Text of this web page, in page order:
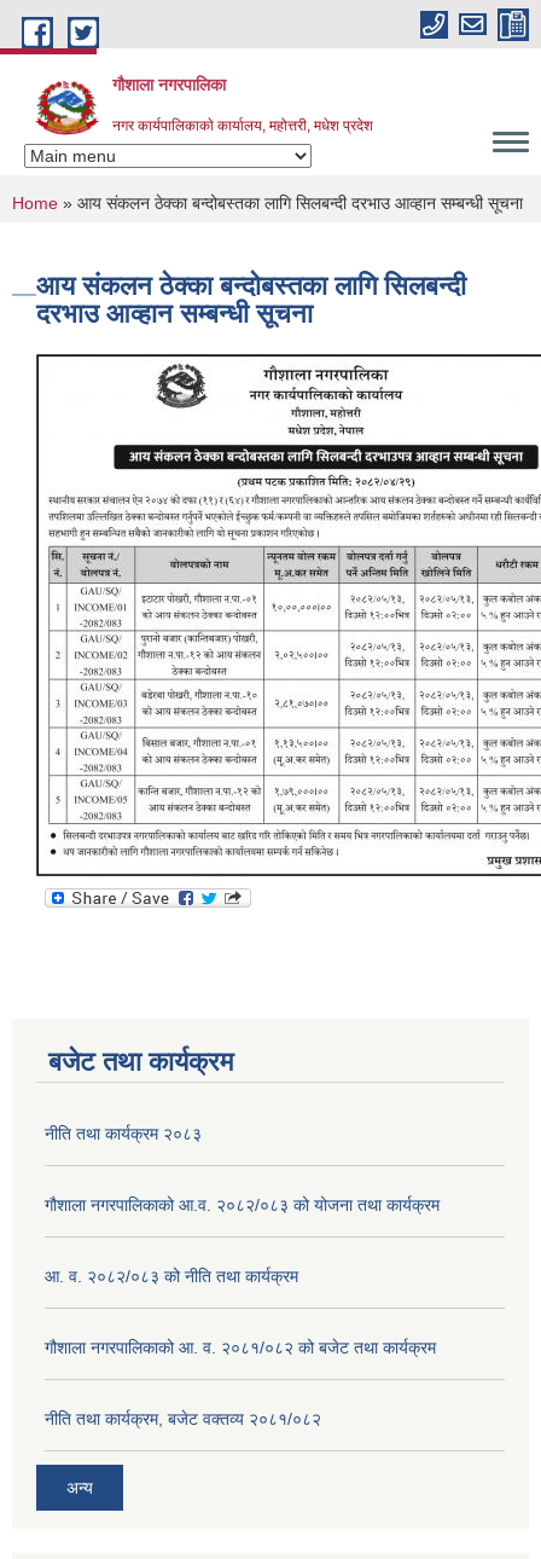
Skip to main content
गौशाला नगरपालिका
नगर कार्यपालिकाकाे कार्यालय, महोत्तरी, मधेश प्रदेश
You are here
Home » आय संकलन ठेक्का बन्दोबस्तका लागि सिलबन्दी दरभाउ आव्हान सम्बन्धी सूचना
आय संकलन ठेक्का बन्दोबस्तका लागि सिलबन्दी
दरभाउ आव्हान सम्बन्धी सूचना
बजेट तथा कार्यक्रम
नीति तथा कार्यक्रम २०८३
गौशाला नगरपालिकाको आ.व. २०८२/०८३ को योजना तथा कार्यक्रम
आ. व. २०८२/०८३ को नीति तथा कार्यक्रम
गौशाला नगरपालिकाको आ. व. २०८१/०८२ को बजेट तथा कार्यक्रम
नीति तथा कार्यक्रम, बजेट वक्तव्य २०८१/०८२
अन्य